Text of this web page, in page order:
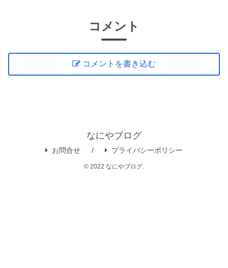
コメント
コメントを書き込む
なにやブログ
お問合せ プライバシーポリシー
© 2022 なにやブログ.